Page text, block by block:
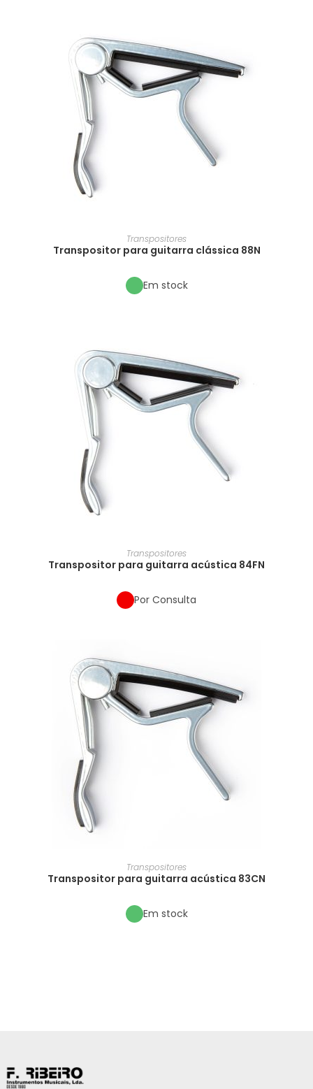
Transpositores
Transpositor para guitarra clássica 88N
Em stock
Transpositores
Transpositor para guitarra acústica 84FN
Por Consulta
Transpositores
Transpositor para guitarra acústica 83CN
Em stock